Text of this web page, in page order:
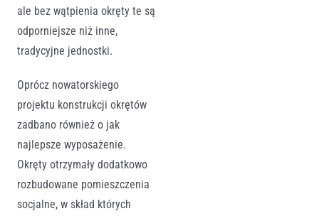
ale bez wątpienia okręty te są
odporniejsze niż inne,
tradycyjne jednostki.
Oprócz nowatorskiego
projektu konstrukcji okrętów
zadbano również o jak
najlepsze wyposażenie.
Okręty otrzymały dodatkowo
rozbudowane pomieszczenia
socjalne, w skład których